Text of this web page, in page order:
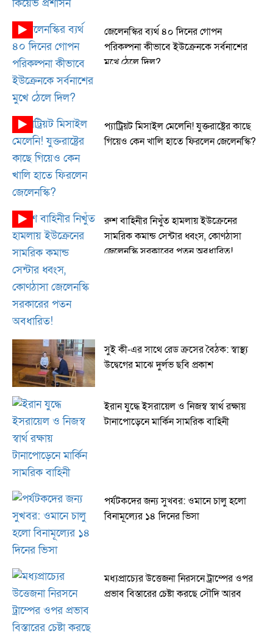
জেলেনস্কির ব্যর্থ ৪০ দিনের গোপন
পরিকল্পনা কীভাবে ইউক্রেনকে সর্বনাশের
মুখে ঠেলে দিল?
প্যাট্রিয়ট মিসাইল মেলেনি! যুক্তরাষ্ট্রের কাছে
গিয়েও কেন খালি হাতে ফিরলেন জেলেনস্কি?
রুশ বাহিনীর নিখুঁত হামলায় ইউক্রেনের
সামরিক কমান্ড সেন্টার ধ্বংস, কোণঠাসা
জেলেনস্কি সরকারের পতন অবধারিত!
সুই কী-এর সাথে রেড ক্রসের বৈঠক: স্বাস্থ্য
উদ্বেগের মাঝে দুর্লভ ছবি প্রকাশ
ইরান যুদ্ধে ইসরায়েল ও নিজস্ব স্বার্থ রক্ষায়
টানাপোড়েনে মার্কিন সামরিক বাহিনী
পর্যটকদের জন্য সুখবর: ওমানে চালু হলো
বিনামূল্যের ১৪ দিনের ভিসা
মধ্যপ্রাচ্যের উত্তেজনা নিরসনে ট্রাম্পের ওপর
প্রভাব বিস্তারের চেষ্টা করছে সৌদি আরব